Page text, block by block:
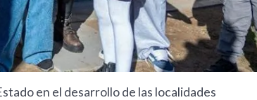
en el desarrollo de las localidades